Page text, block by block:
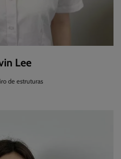
Lee
de estruturas